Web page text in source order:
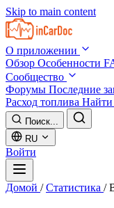
Skip to main content
О приложении
Обзор Особенности
Сообщество
Форумы Последние
Расход топлива Найти
Поиск...
RU
Войти
Домой / Статистика /